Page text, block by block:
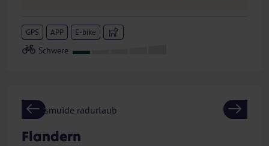
GPS APP E-bike
Previous Next
Flandern